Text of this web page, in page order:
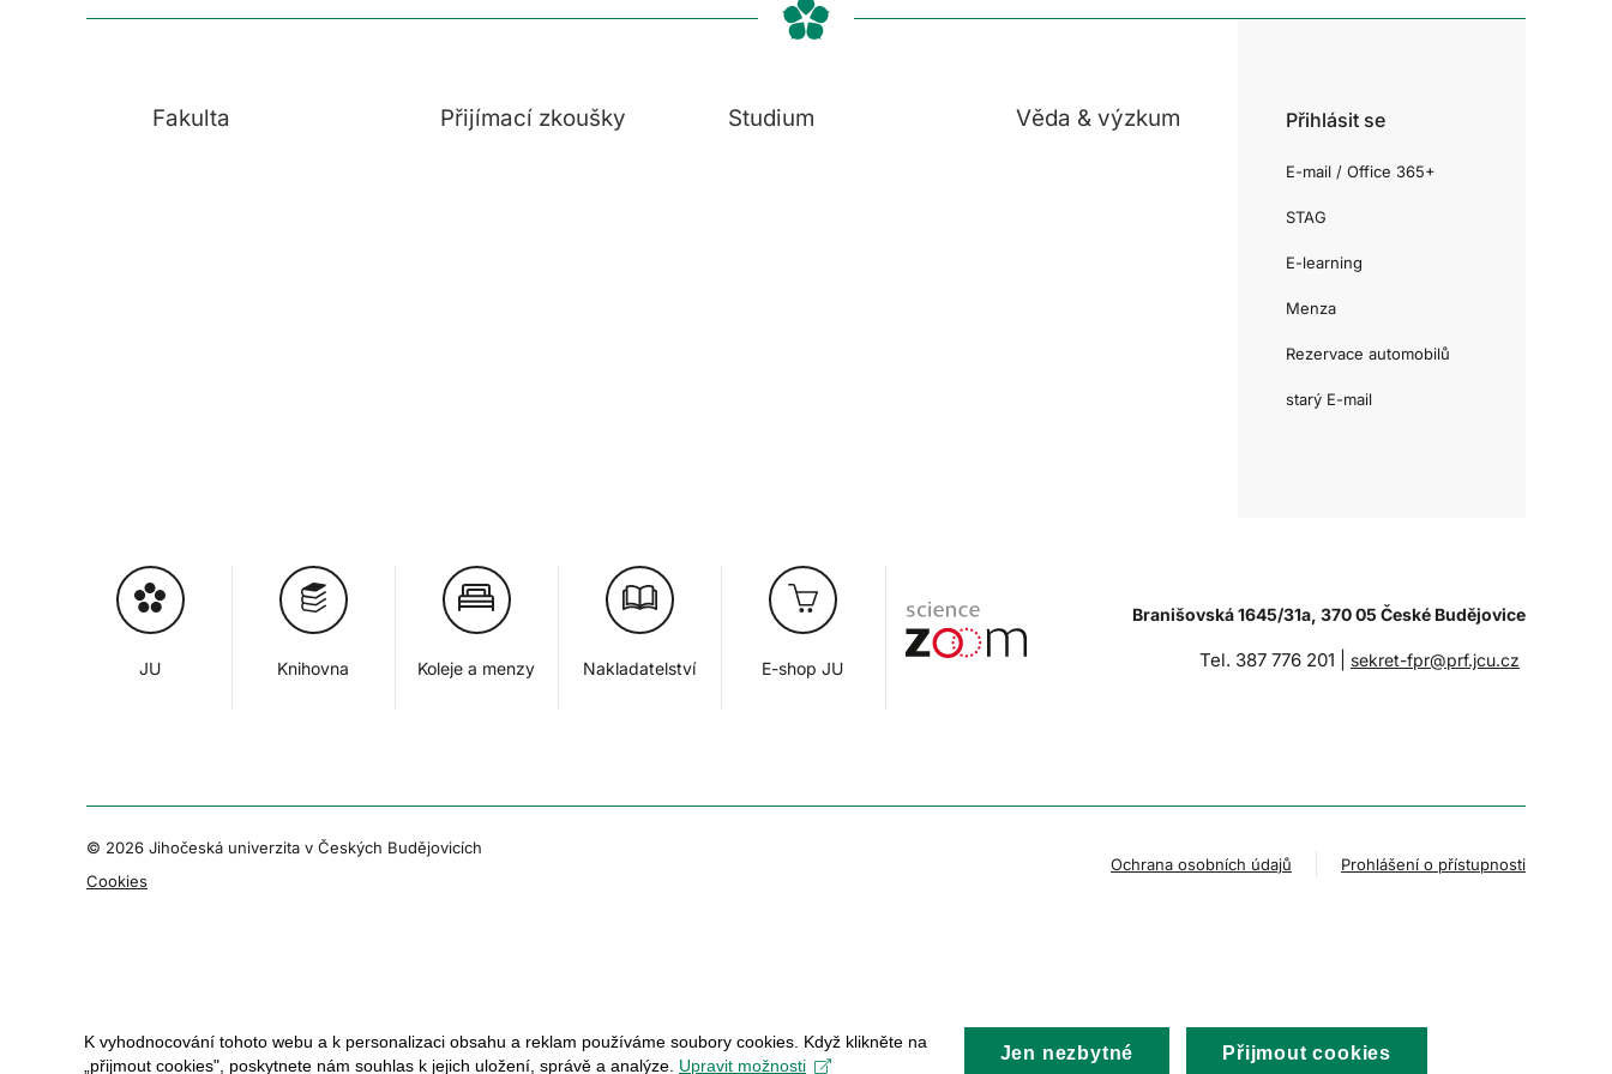
Fakulta Přijímací zkoušky Studium Věda & výzkum Přihlásit se
E-mail / Office 365+
STAG
E-learning
Menza
Rezervace automobilů
starý E-mail
JU Knihovna Koleje a menzy Nakladatelství E-shop JU
Branišovská 1645/31a, 370 05 České Budějovice
Tel. 387 776 201 | sekret-fpr@prf.jcu.cz
© 2026 Jihočeská univerzita v Českých Budějovicích
Cookies
Ochrana osobních údajů Prohlášení o přístupnosti
K vyhodnocování tohoto webu a k personalizaci obsahu a reklam používáme soubory cookies. Když klikněte na
„přijmout cookies", poskytnete nám souhlas k jejich uložení, správě a analýze. Upravit možnosti
Jen nezbytné Přijmout cookies